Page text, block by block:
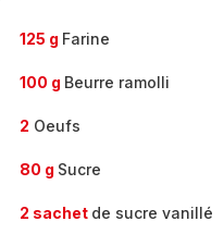
125 g Farine
100 g Beurre ramolli
2 Oeufs
80 g Sucre
2 sachet de sucre vanillé